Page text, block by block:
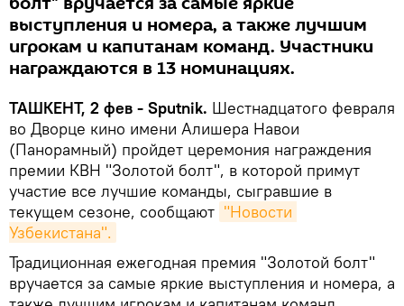
выступления и номера, а также лучшим
игрокам и капитанам команд. Участники
награждаются в 13 номинациях.
ТАШКЕНТ, 2 фев - Sputnik. Шестнадцатого февраля
во Дворце кино имени Алишера Навои
(Панорамный) пройдет церемония награждения
премии КВН "Золотой болт", в которой примут
участие все лучшие команды, сыгравшие в
текущем сезоне, сообщают "Новости
Узбекистана".
Традиционная ежегодная премия "Золотой болт"
вручается за самые яркие выступления и номера, а